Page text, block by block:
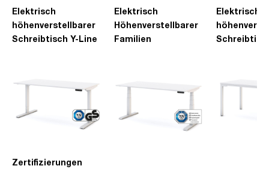
Zertifizierungen
Elektrisch
höhenverstellbarer
Schreibtisch Y-Line
die ganze Familie
Elektrisch
Höhenverstellbarer
Familien
Ideen
Elektrisch